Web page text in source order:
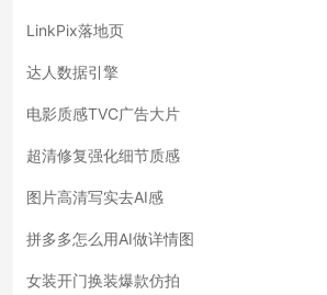
LinkPix落地页
达人数据引擎
电影质感TVC广告大片
超清修复强化细节质感
图片高清写实去AI感
拼多多怎么用AI做详情图
女装开门换装爆款仿拍